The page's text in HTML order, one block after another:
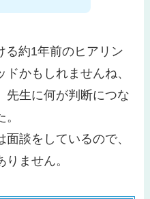
約1年前のヒアリン
かもしれませんね、
先生に何が判断につな
談をしているので、
ません。